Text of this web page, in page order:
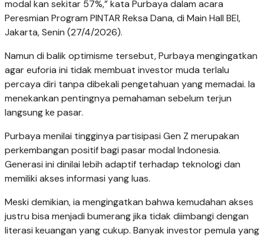
modal kan sekitar 57%,” kata Purbaya dalam acara
Peresmian Program PINTAR Reksa Dana, di Main Hall BEI,
Jakarta, Senin (27/4/2026).
Namun di balik optimisme tersebut, Purbaya mengingatkan
agar euforia ini tidak membuat investor muda terlalu
percaya diri tanpa dibekali pengetahuan yang memadai. Ia
menekankan pentingnya pemahaman sebelum terjun
langsung ke pasar.
Purbaya menilai tingginya partisipasi Gen Z merupakan
perkembangan positif bagi pasar modal Indonesia.
Generasi ini dinilai lebih adaptif terhadap teknologi dan
memiliki akses informasi yang luas.
Meski demikian, ia mengingatkan bahwa kemudahan akses
justru bisa menjadi bumerang jika tidak diimbangi dengan
literasi keuangan yang cukup. Banyak investor pemula yang